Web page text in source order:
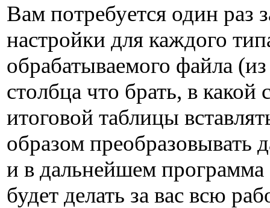
Вам потребуется один раз
настройки для каждого
обрабатываемого файла (из
столбца что брать, в какой
итоговой таблицы
образом
и в дальнейшем программа
будет делать за вас всю